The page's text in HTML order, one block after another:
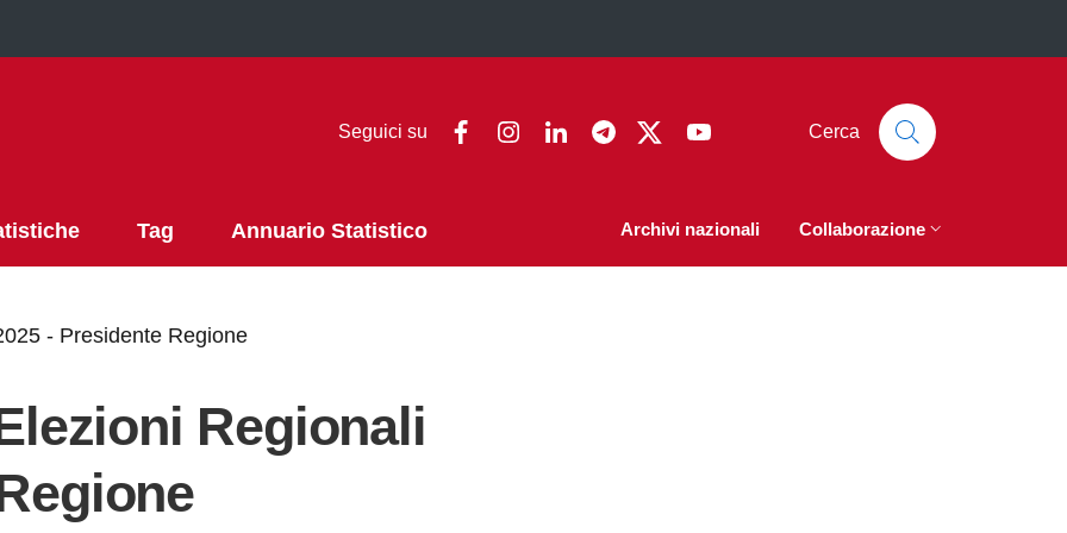
Seguici su FacebookInstagramLinkedinTelegram
Twitter Cerca
Tag Annuario Statistico Archivi nazionali Collaborazione
- Presidente Regione
Regionali